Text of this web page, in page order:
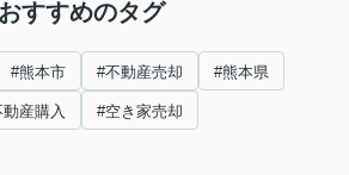
おすすめのタグ
#熊本市 #不動産売却 #熊本県
産購入 #空き家売却